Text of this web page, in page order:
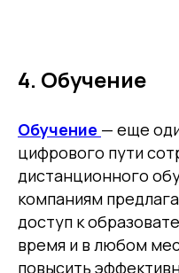
4. Обучение
Обучение — еще
цифрового пути
дистанционного
компаниям
доступ к
время и в любом
повысить